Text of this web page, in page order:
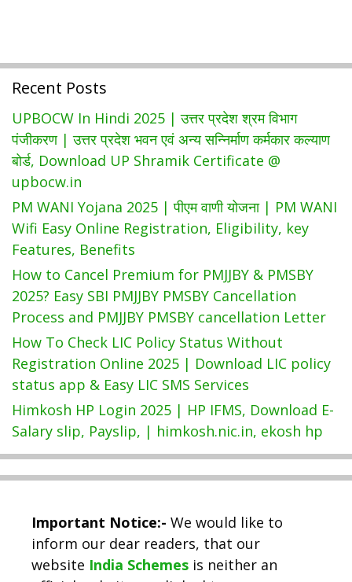
कैसे
देखें
|
PMAY
Gramin
Recent Posts
UPBOCW In Hindi 2025 | उत्तर प्रदेश श्रम विभाग
पंजीकरण | उत्तर प्रदेश भवन एवं अन्य सन्निर्माण कर्मकार कल्याण
बोर्ड, Download UP Shramik Certificate @
upbocw.in
PM WANI Yojana 2025 | पीएम वाणी योजना | PM WANI
Wifi Easy Online Registration, Eligibility, key
Features, Benefits
How to Cancel Premium for PMJJBY & PMSBY
2025? Easy SBI PMJJBY PMSBY Cancellation
Process and PMJJBY PMSBY cancellation Letter
How To Check LIC Policy Status Without
Registration Online 2025 | Download LIC policy
status app & Easy LIC SMS Services
Himkosh HP Login 2025 | HP IFMS, Download E-
Salary slip, Payslip, | himkosh.nic.in, ekosh hp
Important Notice:- We would like to
inform our dear readers, that our
website India Schemes is neither an